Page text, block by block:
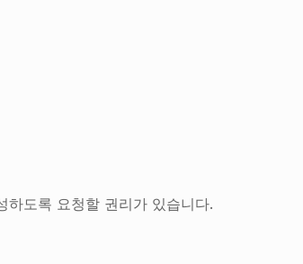
하도록 요청할 권리가 있습니다.